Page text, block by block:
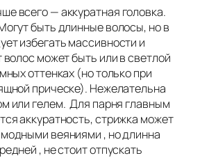
всего — аккуратная головка.
быть длинные волосы, но в
избегать массивности и
волос может быть или в светлой
оттенках (но только при
прическе). Нежелательна
или гелем. Для парня главным
аккуратность, стрижка может
веяниями , но длинна
, не стоит отпускать